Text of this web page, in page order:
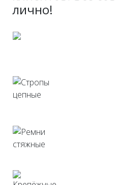
лично!